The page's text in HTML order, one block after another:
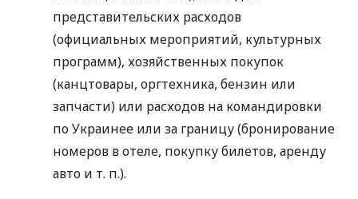
представительских расходов
(официальных мероприятий, культурных
программ), хозяйственных покупок
(канцтовары, оргтехника, бензин или
запчасти) или расходов на командировки
по Украинее или за границу (бронирование
номеров в отеле, покупку билетов, аренду
авто и т. п.).